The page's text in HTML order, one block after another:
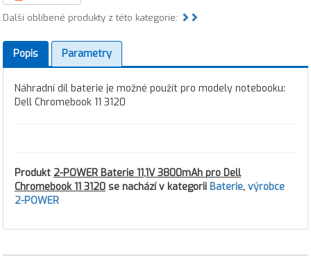
Další oblíbené produkty z této kategorie:
Popis Parametry
Náhradní díl baterie je možné použít pro modely notebooku:
Dell Chromebook 11 3120
Produkt 2-POWER Baterie 11,1V 3800mAh pro Dell
Chromebook 11 3120 se nachází v kategorii Baterie, výrobce
2-POWER